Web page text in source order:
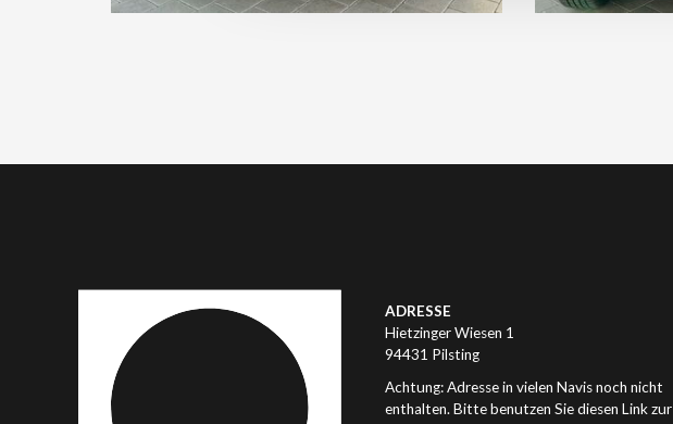
ADRESSE
Hietzinger Wiesen 1
94431 Pilsting
Achtung: Adresse in vielen Navis noch nicht
enthalten. Bitte benutzen Siediesen Link zur